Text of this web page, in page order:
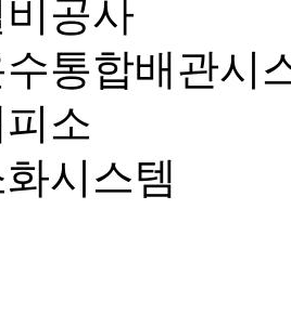
공사
통합배관시
소
시스템